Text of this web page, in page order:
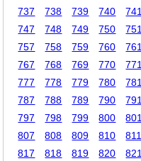
737
738 739 740 741
747
748 749 750 751
757
758 759 760 761
767
768 769 770 771
777
778 779 780 781
787
788 789 790 791
797
798 799 800 801
807
808 809 810 811
817
818 819 820 821